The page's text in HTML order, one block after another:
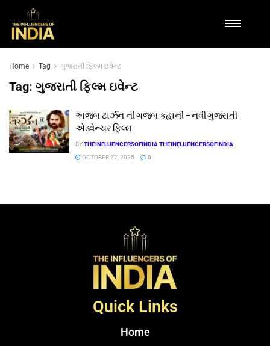
Home Tag ગુજરાતી ફિલ્મ ઇવેન્ટ
Tag: ગુજરાતી ફિલ્મ ઇવેન્ટ
અજબ ટાર્ઝન ની ગજબ કહાની – નવી ગુજરાતી
એડવેન્ચર ફિલ્મ
BYTHEINFLUENCERSOFINDIA THEINFLUENCERSOFINDIA
OCTOBER 27, 2025
0
Quick Links
Home